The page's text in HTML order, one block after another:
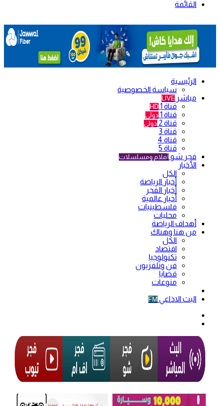
القائمة
الرئيسية
سياسة الخصوصية
مباشر LIVE
قناة 1 HD
قناة 1 دولي
قناة 2 دولي
قناة 3
قناة 4
قناة 5
فجر شو أفلام ومسلسلات
الأخبار
الكل
أخبار الرياضة
أخبار الفجر
أخبار عالمية
فلسطينيات
محليات
أهداف الرياضة
من هنا وهناك
الكل
اقتصاد
تكنولوجيا
فن وتلفزيون
قضايا
منوعات
البث الاذاعي FM